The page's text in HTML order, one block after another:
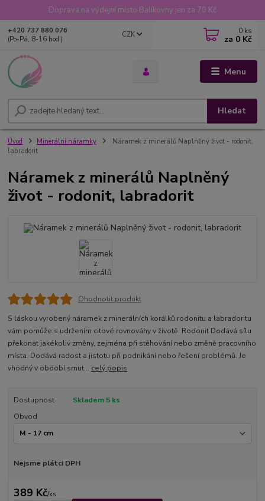
Doprava na výdejní místo Balíkovny jen za 70 Kč
Menu
CZK
Hledat
+420 737 880 076
(Po-Pá, 8-16 hod.)
0 ks
za 0 Kč
Úvod Minerální náramky
Náramek z minerálů Naplněný život - rodonit,
labradorit
Náramek z minerálů Naplněný
život - rodonit, labradorit
Ohodnotit produkt
S láskou vyrobený náramek z minerálních korálků rodonitu a labradoritu
vám pomůže s udržením citové rovnováhy v životě. Rodonit Dodává sílu
překonat jakékoliv změny, zejména při stěhování nebo změně pracovního
místa. Dodává radost a jistotu při podnikání nebo řešení problémů. Je
vhodný v období smut... celý popis
Dostupnost
Skladem 5 ks
Obvod
Nejsme plátci DPH
389 Kč/ks